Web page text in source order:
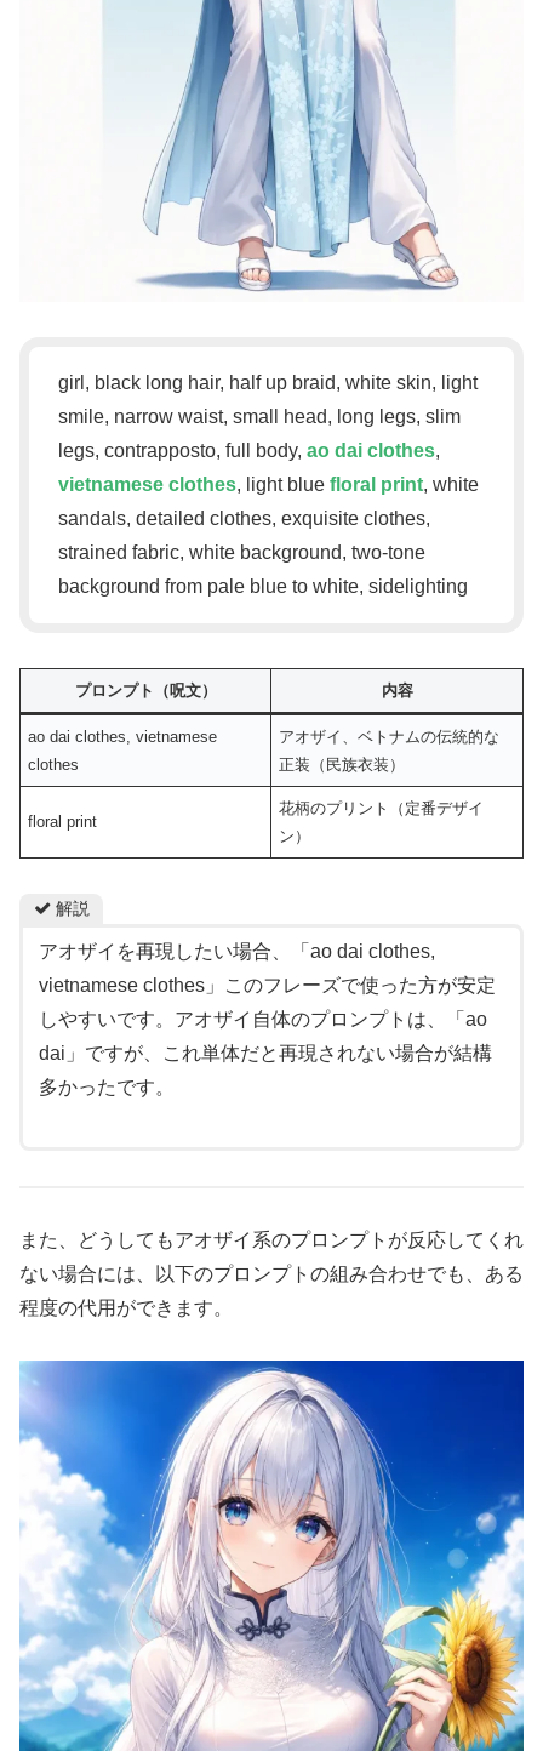
girl, black long hair, half up braid, white skin, light
smile, narrow waist, small head, long legs, slim
legs, contrapposto, full body, ao dai clothes,
vietnamese clothes, light blue floral print, white
sandals, detailed clothes, exquisite clothes,
strained fabric, white background, two-tone
background from pale blue to white, sidelighting
プロンプト（呪文） 内容
ao dai clothes, vietnamese
clothes
アオザイ、ベトナムの伝統的な
正装（民族衣装）
floral print
花柄のプリント（定番デザイ
ン）
解説
アオザイを再現したい場合、「ao dai clothes,
vietnamese clothes」このフレーズで使った方が安定
しやすいです。アオザイ自体のプロンプトは、「ao
dai」ですが、これ単体だと再現されない場合が結構
多かったです。
また、どうしてもアオザイ系のプロンプトが反応してくれ
ない場合には、以下のプロンプトの組み合わせでも、ある
程度の代用ができます。